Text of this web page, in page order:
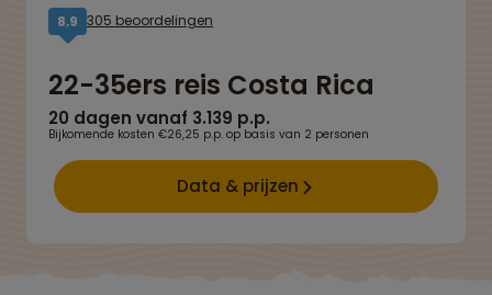
8,9 305 beoordelingen
22-35ers reis Costa Rica
20 dagen vanaf 3.139 p.p.
Bijkomende kosten €26,25 p.p. op basis van 2 personen
Data & prijzen